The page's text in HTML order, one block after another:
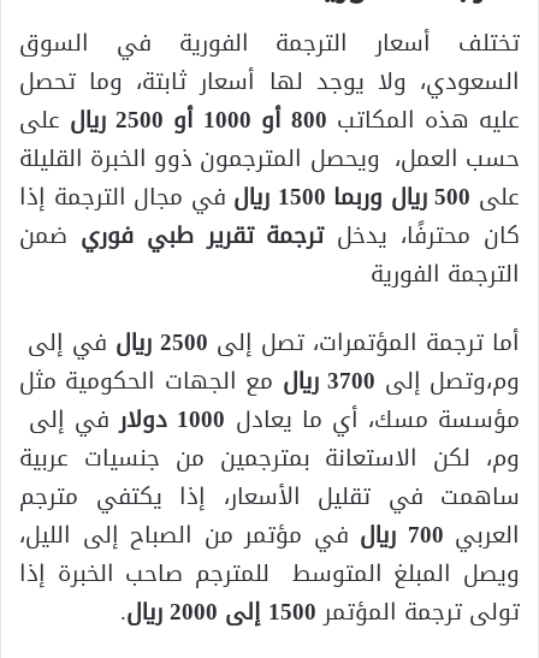
تختلف أسعار الترجمة الفورية في السوق
السعودي، ولا يوجد لها أسعار ثابتة، وما تحصل
عليه هذه المكاتب 800 أو 1000 أو 2500 ريال
على
حسب العمل، ويحصل المترجمون ذوو الخبرة القليلة
على 500 ريال وربما 1500 ريال
في مجال الترجمة إذا
كان محترفًا، يدخلترجمة تقرير طبي فوري ضمن
الترجمة الفورية
أما ترجمة المؤتمرات، تصل إلى 2500 ريال
في إلى
وم،وتصل إلى
مع الجهات الحكومية مثل
مؤسسة مسك، أي ما يعادل 1000 دولار
في إلى
وم، لكن الاستعانة بمترجمين من جنسيات عربية
ساهمت في تقليل الأسعار، إذا يكتفي مترجم
العربي
في مؤتمر من الصباح إلى الليل،
ويصل المبلغ المتوسط للمترجم صاحب الخبرة إذا
تولى ترجمة المؤتمر1500 إلى 2000 ريال
.